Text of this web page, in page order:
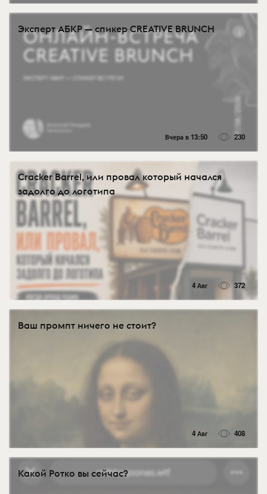
Эксперт АБКР — спикер CREATIVE BRUNCH
Вчера в 13:50 230
Cracker Barrel, или провал который начался
задолго до логотипа
4 Авг 372
Ваш промпт ничего не стоит?
4 Авг 408
Какой Ротко вы сейчас?